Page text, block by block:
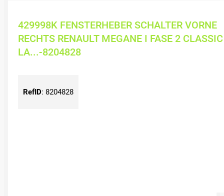
429998K FENSTERHEBER SCHALTER VORNE
RECHTS RENAULT MEGANE I FASE 2 CLASSIC
LA...-8204828
RefID: 8204828